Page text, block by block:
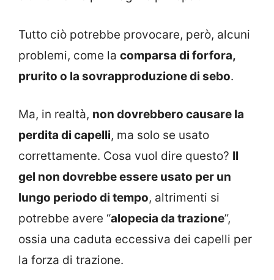
Tutto ciò potrebbe provocare, però, alcuni
problemi, come la comparsa di forfora,
prurito o la sovrapproduzione di sebo.
Ma, in realtà, non dovrebbero causare la
perdita di capelli, ma solo se usato
correttamente. Cosa vuol dire questo? Il
gel non dovrebbe essere usato per un
lungo periodo di tempo, altrimenti si
potrebbe avere “alopecia da trazione”,
ossia una caduta eccessiva dei capelli per
la forza di trazione.